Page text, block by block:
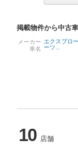
掲載物件から中古
メーカー
車名
エクスプロ
ーツ...
10 店舗